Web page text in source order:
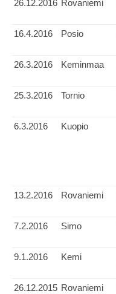
26.12.2016 Rovaniemi
16.4.2016 Posio
26.3.2016 Keminmaa
25.3.2016
Tornio
6.3.2016
Kuopio
13.2.2016
Rovaniemi
7.2.2016 Simo
9.1.2016 Kemi
26.12.2015 Rovaniemi